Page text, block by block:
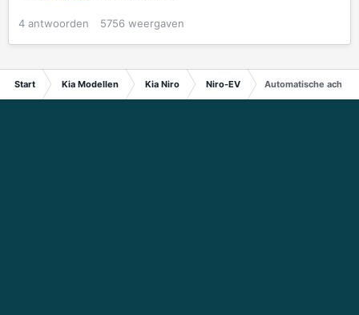
4 antwoorden 5756 weergaven
Start Kia Modellen Kia Niro Niro-EV Automatische